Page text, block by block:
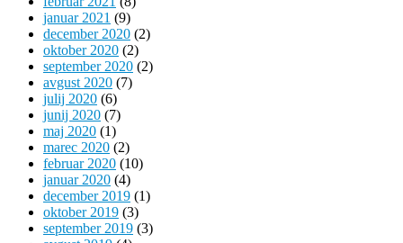
januar 2021 (9)
december 2020 (2)
oktober 2020 (2)
september 2020 (2)
avgust 2020 (7)
julij 2020 (6)
junij 2020 (7)
maj 2020 (1)
marec 2020 (2)
februar 2020 (10)
januar 2020 (4)
december 2019 (1)
oktober 2019 (3)
september 2019 (3)